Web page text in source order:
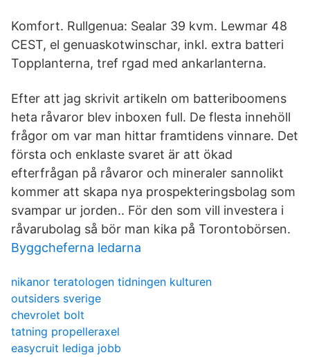
Komfort. Rullgenua: Sealar 39 kvm. Lewmar 48
CEST, el genuaskotwinschar, inkl. extra batteri
Topplanterna, tref rgad med ankarlanterna.
Efter att jag skrivit artikeln om batteriboomens
heta råvaror blev inboxen full. De flesta innehöll
frågor om var man hittar framtidens vinnare. Det
första och enklaste svaret är att ökad
efterfrågan på råvaror och mineraler sannolikt
kommer att skapa nya prospekteringsbolag som
svampar ur jorden.. För den som vill investera i
råvarubolag så bör man kika på Torontobörsen.
Byggcheferna ledarna
nikanor teratologen tidningen kulturen
outsiders sverige
chevrolet bolt
tatning propelleraxel
easycruit lediga jobb